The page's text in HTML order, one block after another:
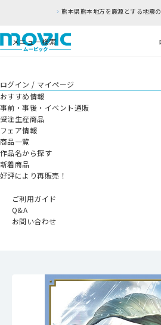
熊本県熊本地方を震源とする地震
メニュー検索
ログイン / マイページ
おすすめ情報
事前・事後・イベント通販
受注生産商品
フェア情報
商品一覧
作品名から探す
新着商品
好評により再販売！
ご利用ガイド
Q&A
お問い合わせ